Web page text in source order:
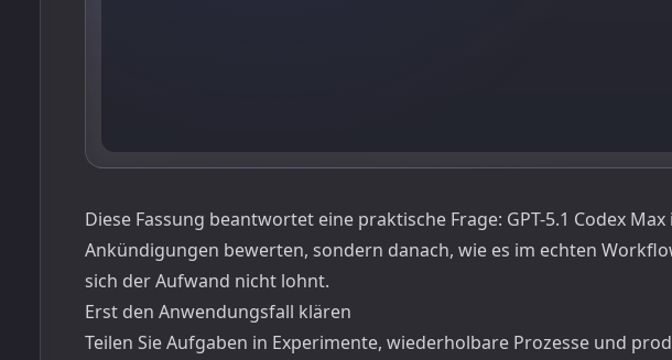
Diese Fassung beantwortet eine praktische Frage: GPT-5.1 Codex
Ankündigungen bewerten, sondern danach, wie es im echten
sich der Aufwand nicht lohnt.
Erst den Anwendungsfall klären
Teilen Sie Aufgaben in Experimente, wiederholbare Prozesse und